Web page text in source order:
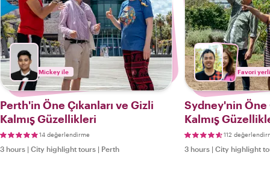
Mickey ile
Perth'in Öne Çıkanları ve Gizli
Kalmış Güzellikleri
14 değerlendirme
3 hours | City highlight tours | Perth
Favori
Sydney'nin Öne
Kalmış
112
3 hours | City highlight